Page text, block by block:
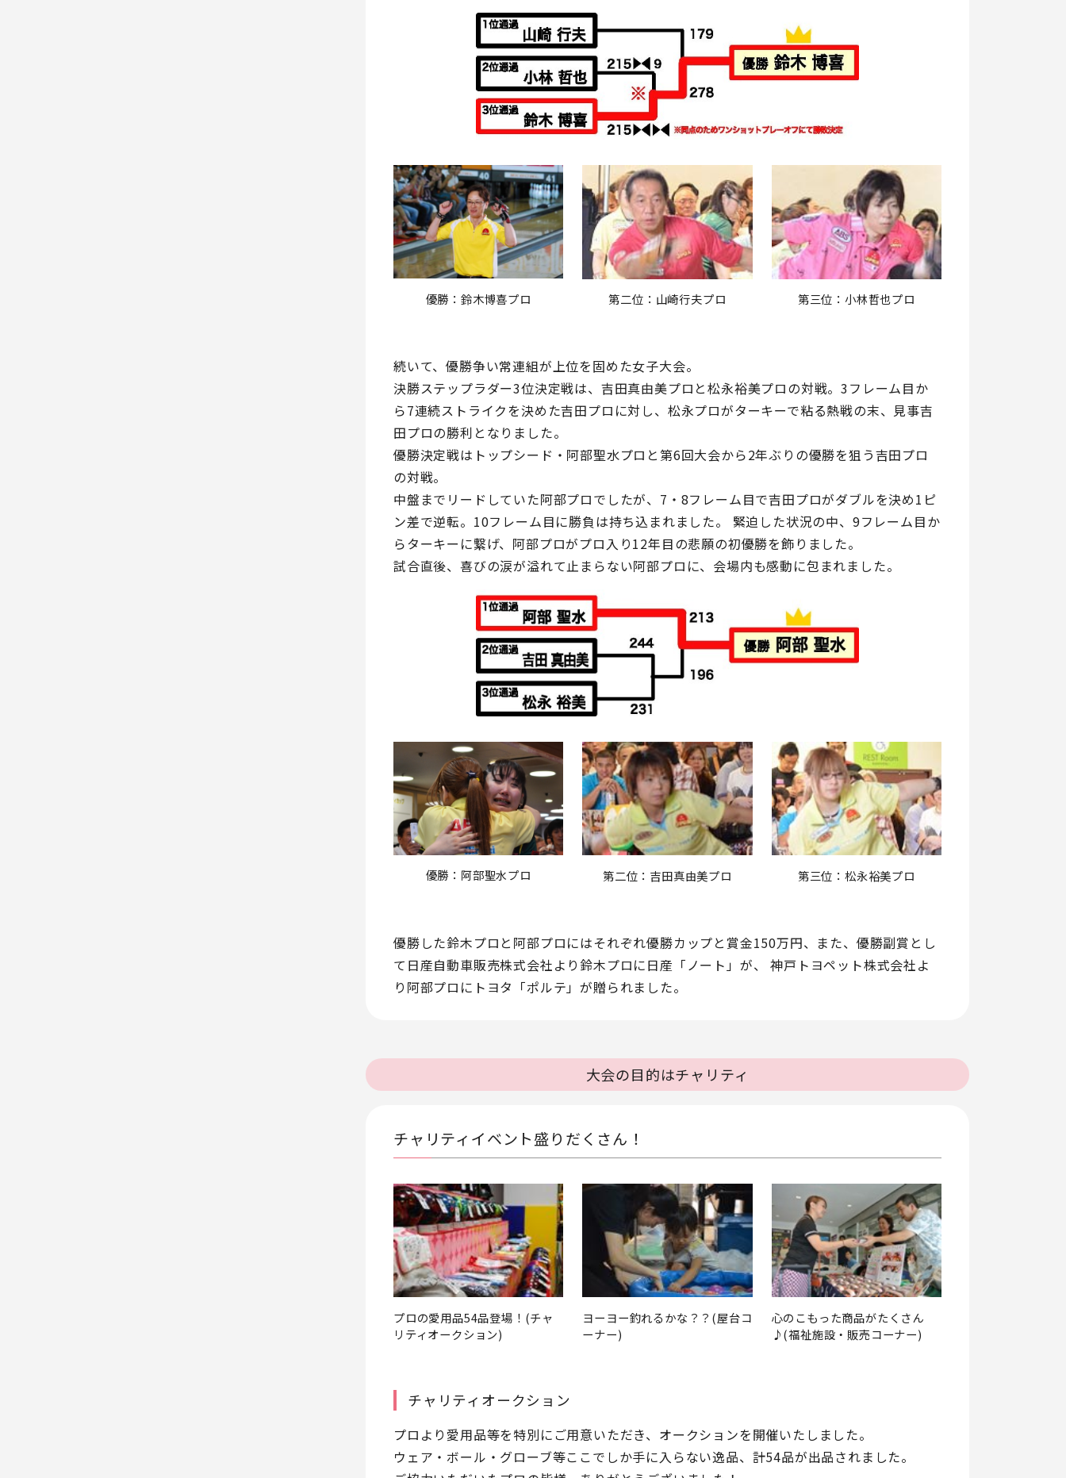
優勝：鈴木博喜プロ 第二位：山崎行夫プロ 第三位：小林哲也プロ
続いて、優勝争い常連組が上位を固めた女子大会。
決勝ステップラダー3位決定戦は、吉田真由美プロと松永裕美プロの対戦。3フレーム目か
ら7連続ストライクを決めた吉田プロに対し、松永プロがターキーで粘る熱戦の末、見事吉
田プロの勝利となりました。
優勝決定戦はトップシード・阿部聖水プロと第6回大会から2年ぶりの優勝を狙う吉田プロ
の対戦。
中盤までリードしていた阿部プロでしたが、7・8フレーム目で吉田プロがダブルを決め1ピ
ン差で逆転。10フレーム目に勝負は持ち込まれました。 緊迫した状況の中、9フレーム目か
らターキーに繋げ、阿部プロがプロ入り12年目の悲願の初優勝を飾りました。
試合直後、喜びの涙が溢れて止まらない阿部プロに、会場内も感動に包まれました。
優勝：阿部聖水プロ 第二位：吉田真由美プロ 第三位：松永裕美プロ
優勝した鈴木プロと阿部プロにはそれぞれ優勝カップと賞金150万円、また、優勝副賞とし
て日産自動車販売株式会社より鈴木プロに日産「ノート」が、 神戸トヨペット株式会社よ
り阿部プロにトヨタ「ポルテ」が贈られました。
大会の目的はチャリティ
チャリティイベント盛りだくさん！
プロの愛用品54品登場！(チャ
リティオークション)
ヨーヨー釣れるかな？？(屋台コ
ーナー)
心のこもった商品がたくさん
♪(福祉施設・販売コーナー)
チャリティオークション
プロより愛用品等を特別にご用意いただき、オークションを開催いたしました。
ウェア・ボール・グローブ等ここでしか手に入らない逸品、計54品が出品されました。